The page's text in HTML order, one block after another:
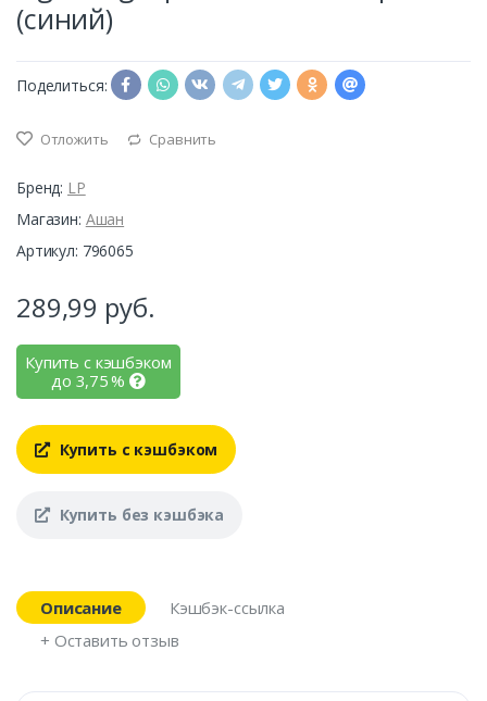
(синий)
Поделиться:
Отложить Сравнить
Бренд: LP
Магазин: Ашан
Артикул: 796065
289,99 руб.
Купить с кэшбэком
до 3,75%
Купить с кэшбэком
Купить без кэшбэка
Описание
Кэшбэк-ссылка
+ Оставить отзыв